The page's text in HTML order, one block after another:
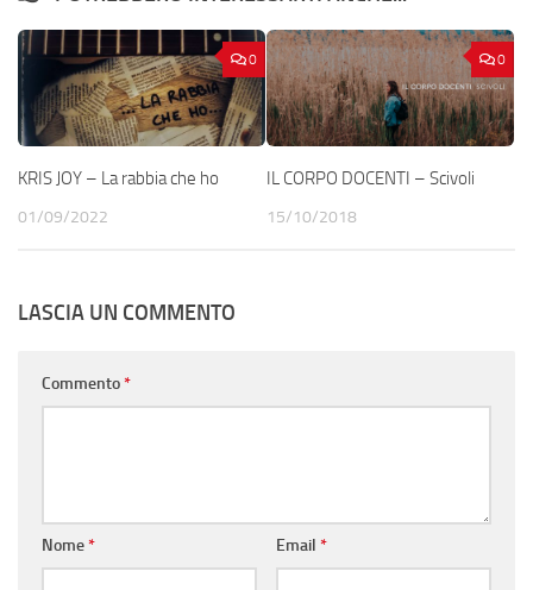
0
KRIS JOY – La rabbia che ho
01/09/2022
0
IL CORPO DOCENTI – Scivoli
15/10/2018
LASCIA UN COMMENTO
Commento*
Nome* Email *